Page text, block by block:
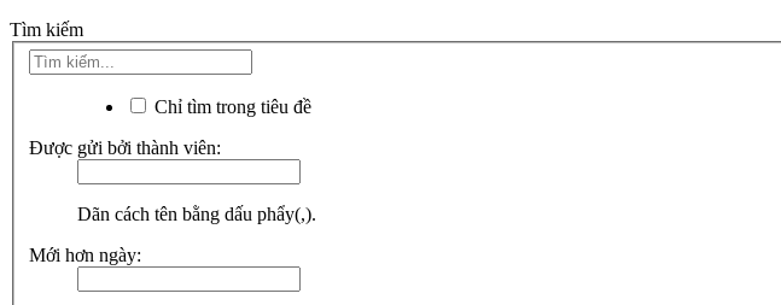
Tìm kiếm
Chỉ tìm trong tiêu đề
Được gửi bởi thành viên:
Dãn cách tên bằng dấu phẩy(,).
Mới hơn ngày: